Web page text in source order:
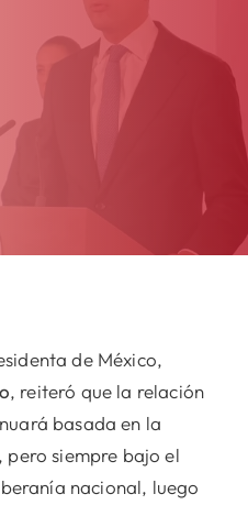
de México,
, reiteró que la relación
basada en la
siempre bajo el
nacional, luego